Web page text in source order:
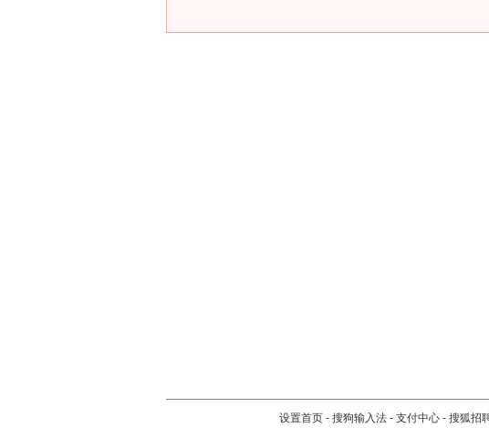
设置首页 - 搜狗输入法 - 支付中心 - 搜狐招